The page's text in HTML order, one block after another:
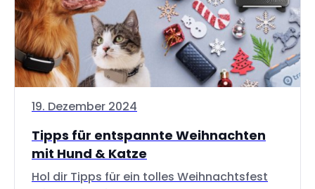
19. Dezember 2024
Tipps für entspannte Weihnachten
mit Hund & Katze
Hol dir Tipps für ein tolles Weihnachtsfest